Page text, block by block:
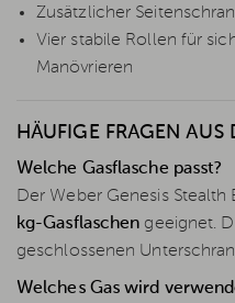
Zusätzlicher
Vier stabile Rollen für
Manövrieren
HÄUFIGE FRAGEN AUS
Welche Gasflasche passt?
Der Weber Genesis Stealth
kg-Gasflaschen geeignet.
geschlossenen
Welches Gas wird